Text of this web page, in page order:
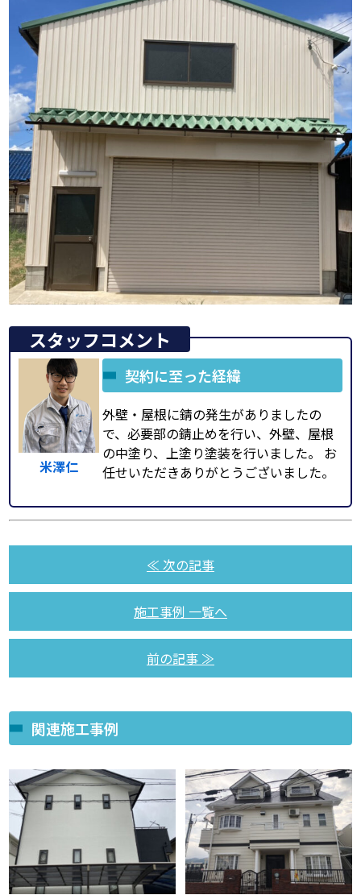
スタッフコメント
米澤仁
契約に至った経緯
外壁・屋根に錆の発生がありましたの
で、必要部の錆止めを行い、外壁、屋根
の中塗り、上塗り塗装を行いました。 お
任せいただきありがとうございました。
≪ 次の記事
施工事例 一覧へ
前の記事 ≫
関連施工事例